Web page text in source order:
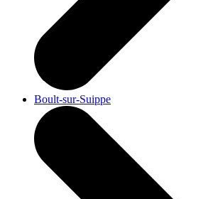
Boult-sur-Suippe